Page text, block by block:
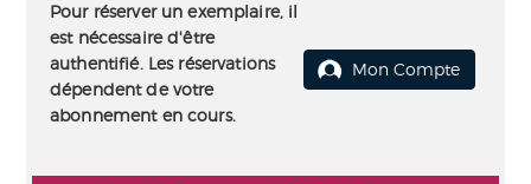
Pour réserver un exemplaire, il
est nécessaire d'être
authentifié. Les réservations
dépendent de votre
abonnement en cours.
Mon Compte